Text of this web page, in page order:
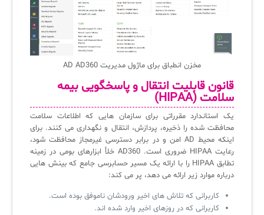
مخزن انطباق برای ماژول مدیریت AD AD360
قانون قابلیت انتقال و پاسخگویی بیمه
سلامت (HIPAA)
یک استاندارد مقرراتی برای سازمان هایی که اطلاعات سلامت
محافظت شده را ذخیره، پردازش، انتقال و نگهداری می کنند. برای
اینکه محیط AD امن و در برابر دسترسی غیرمجاز محافظت شود،
رعایت HIPAA ضروری است. AD360 خلأ ابزارهای بومی در زمینه
تطابق HIPAA را با ارائه یک مسیر حسابرسی جامع که بینش هایی
درباره موارد زیر ارائه می دهد، پر می کند:
کاربرانی که تلاش های اخیر ورودشان ناموفق بوده است.
کاربرانی که در روزهای اخیر وارد شده اند.